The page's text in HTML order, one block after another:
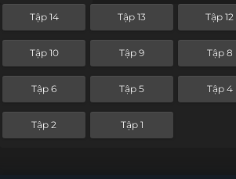
Tập 14 Tập 13 Tập 12
Tập 10 Tập 9 Tập 8
Tập 6 Tập 5 Tập 4
Tập 2 Tập 1